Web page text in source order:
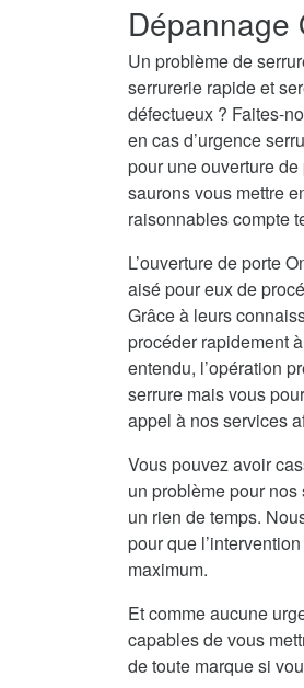
Dépannage
Un problème de
serrurerie rapide et
défectueux ? Faites-
en cas d’urgence
pour une ouverture
saurons vous mettre
raisonnables compte
L’ouverture de porte
aisé pour eux de
Grâce à leurs
procéder rapidement
entendu, l’opération
serrure mais vous
appel à nos services
Vous pouvez avoir
un problème pour
un rien de temps.
pour que
maximum.
Et comme aucune
capables de vous
de toute marque si